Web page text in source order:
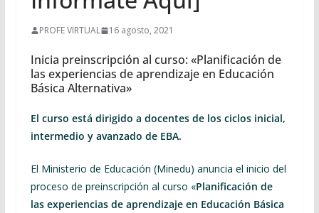
PROFE VIRTUAL 16 agosto, 2021
Inicia preinscripción al curso: «Planificación de
las experiencias de aprendizaje en Educación
Básica Alternativa»
El curso está dirigido a docentes de los ciclos inicial,
intermedio y avanzado de EBA.
El Ministerio de Educación (Minedu) anuncia el inicio del
proceso de preinscripción al curso «Planificación de
las experiencias de aprendizaje en Educación Básica